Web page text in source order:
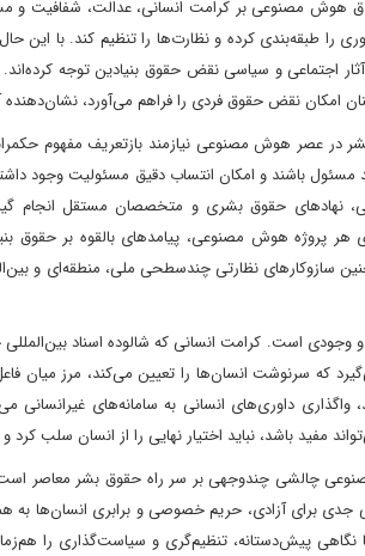
را طبقه‌بندی کرده و نظارت‌ها را تنظیم کند. با این
آثار اجتماعی و سیاسی نقض حقوق بنیادین توجه
امکان نقض حقوق فردی را فراهم می‌آورد،
در عصر هوش مصنوعی نیازمند بازتعریف مفهوم
مسئول باشند و امکان انتساب دقیق مسئولیت وجود
هر پروژه هوش مصنوعی، پیامدهای بالقوه بر حقوق
سازوکارهای نظارتی چندسطحی ملی، منطقه‌ای و
است. کرامت انسانی که شالوده اسناد
که سرنوشت انسان‌ها را تعیین می‌کند، مرز میان
واگذاری داوری‌های انسانی به سامانه‌های
مفید باشد، نباید اختیار نهایی را از انسان سلب
چالشی چندوجهی بر سر راه حقوق بشر معاصر است.
برای آزادی، حریم خصوصی و برابری انسان‌ها به
نگاهی پیش‌دستانه، تنظیم‌گری و سیاست‌گذاری را